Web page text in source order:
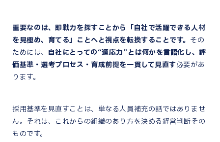
重要なのは、即戦力を探すことから「自社で活躍できる人材
を見極め、育てる」ことへと視点を転換することです。 その
ためには、 自社にとっての“適応力”とは何かを言語化し、評
価基準・選考プロセス・育成前提を一貫して見直す必要があ
ります。
採用基準を見直すことは、単なる人員補充の話ではありませ
ん。それは、これからの組織のあり方を決める経営判断その
ものです。